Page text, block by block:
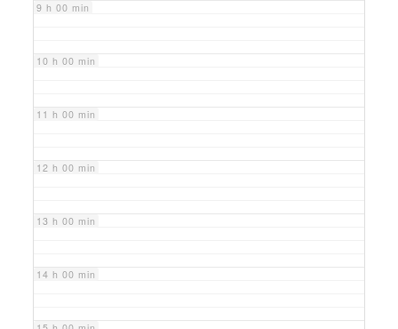
9 h 00 min
10 h 00 min
11 h 00 min
12 h 00 min
13 h 00 min
14 h 00 min